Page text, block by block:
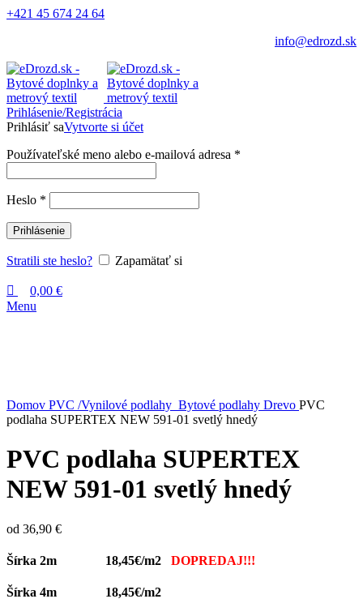
+421 45 674 24 64
info@edrozd.sk
Prihlásenie/Registrácia
Prihlásiť saVytvorte si účet
Používateľské meno alebo e-mailová adresa *
Heslo *
Prihlásenie
Stratili ste heslo? Zapamätať si
0,00 €
Menu
Domov PVC /Vynilové podlahy Bytové podlahy Drevo PVC
podlaha SUPERTEX NEW 591-01 svetlý hnedý
PVC podlaha SUPERTEX
NEW 591-01 svetlý hnedý
od 36,90 €
Šírka 2m 18,45€/m2 DOPREDAJ!!!
Šírka 4m 18,45€/m2